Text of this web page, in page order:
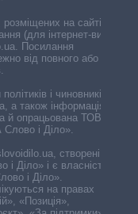
на сайті,
(для інтернет-видань
Посилання
від повного або
і чиновників,
а також інформація про
й опрацьована ТОВ «ІА
Слово і Діло».
створені ГО
Діло» і є власністю
і Діло».
на правах
«Позиція»,